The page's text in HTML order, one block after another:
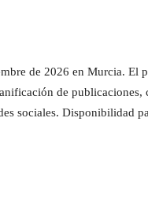
de 2026 en Murcia. El
de publicaciones,
sociales. Disponibilidad